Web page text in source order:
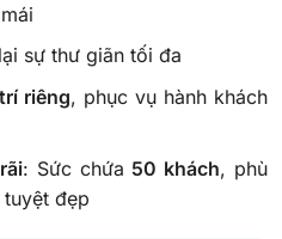
sự thư giãn tối đa
riêng, phục vụ hành khách
: Sức chứa 50 khách, phù
đẹp